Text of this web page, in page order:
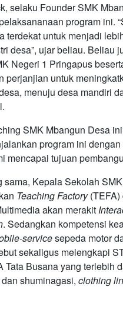
selaku Founder SMK
program ini.
terdekat untuk menjadi
desa”, ujar beliau. Beliau
Negeri 1 Pringapus
perjanjian untuk
menuju desa mandiri
SMK Mbangun Desa
program ini
mencapai tujuan
sama, Kepala Sekolah
Teaching Factory(TEFA)
akan merakit
. Sedangkan kompetensi
servicesepeda motor
sekaligus melengkapi
Tata Busana yang terlebih
dan shuminagasi, clothing